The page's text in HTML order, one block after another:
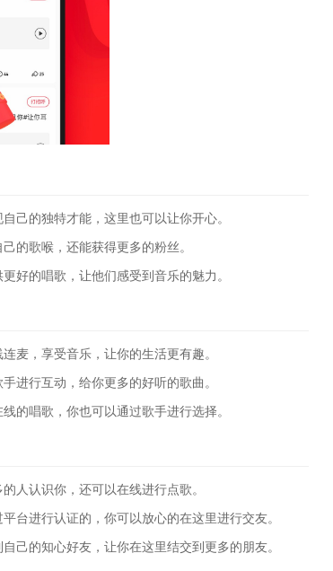
的独特才能，这里也可以让你开心。
歌喉，还能获得更多的粉丝。
的唱歌，让他们感受到音乐的魅力。
，享受音乐，让你的生活更有趣。
行互动，给你更多的好听的歌曲。
唱歌，你也可以通过歌手进行选择。
认识你，还可以在线进行点歌。
进行认证的，你可以放心的在这里进行交友。
的知心好友，让你在这里结交到更多的朋友。